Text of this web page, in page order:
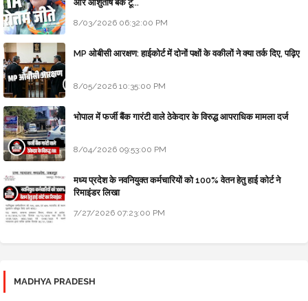
और आशुतोष बैक टू...
8/03/2026 06:32:00 PM
MP ओबीसी आरक्षण: हाईकोर्ट में दोनों पक्षों के वकीलों ने क्या तर्क दिए, पढ़िए
8/05/2026 10:35:00 PM
भोपाल में फर्जी बैंक गारंटी वाले ठेकेदार के विरुद्ध आपराधिक मामला दर्ज
8/04/2026 09:53:00 PM
मध्य प्रदेश के नवनियुक्त कर्मचारियों को 100% वेतन हेतु हाई कोर्ट ने
रिमाइंडर लिखा
7/27/2026 07:23:00 PM
MADHYA PRADESH